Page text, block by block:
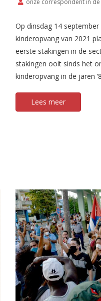
Op dinsdag 14
kinderopvang van 2021
eerste stakingen in de
stakingen ooit sinds het
kinderopvang in de jaren
Lees meer